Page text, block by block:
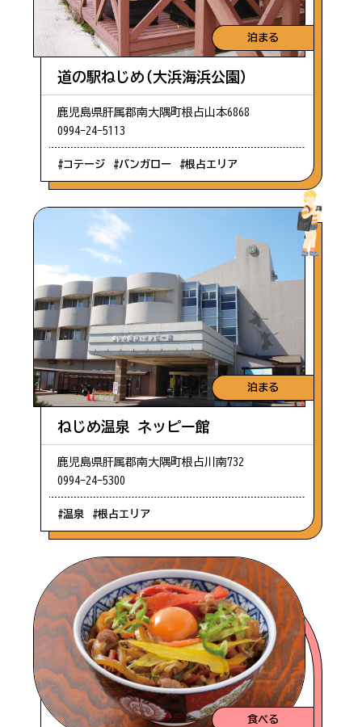
泊まる
道の駅ねじめ（大浜海浜公園）
鹿児島県肝属郡南大隅町根占山本6868
0994-24-5113
#コテージ #バンガロー #根占エリア
泊まる
ねじめ温泉 ネッピー館
鹿児島県肝属郡南大隅町根占川南732
0994-24-5300
#温泉 #根占エリア
食べる